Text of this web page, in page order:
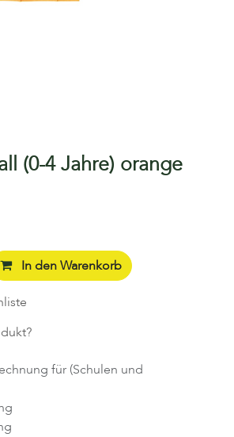
(0-4 Jahre) orange
In den Warenkorb
für (Schulen und